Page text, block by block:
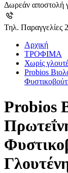
Δωρεάν αποστολή
Τηλ. Παραγγελίες
Αρχική
ΤΡΟΦΙΜΑ
Χωρίς
Probios
Probios